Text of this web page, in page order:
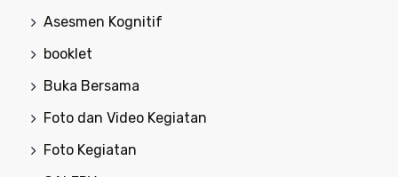
Asesmen Kognitif
booklet
Buka Bersama
Foto dan Video Kegiatan
Foto Kegiatan